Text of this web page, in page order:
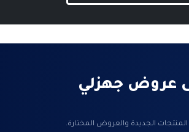
عروض جهزلي
الجديدة والعروض المختارة.